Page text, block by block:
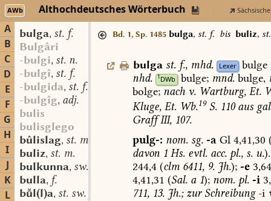
AWb Althochdeutsches Wörterbuch
A
B
C
D
E
F
G
H
I
J
K
L
bulga, st. f.
Bulgâri
-bulgi, st. n.
-bulgî, st. f.
-bulgida, st. f.
-bulgîg, adj.
bulis
bulisglego
bûlislag, st. m.
buliz, st. m.
bulkunna, sw. f.
bulla, f.
bl(l)a, st. sw. f.
Bd. 1, Sp. 1485 bulga, st. f. bis buliz,
bulga st. f., mhd. Lexer bulge
nhd.
1DWb bulge; mnd.bulge,
bolge; nachv.Wartburg,Et.
Kluge, Et.Wb.19 S.110aus
GraffIII,107.
pulg-: nom.sg. -aGl4,41,30
davon1Hs.evtl.acc.pl.,s.u.).
244,4 (clm6411,9.Jh.); -e
4,41,31 (Sal. a1); nom.pl. -i
711,13.Jh.;zur Schreibung-i